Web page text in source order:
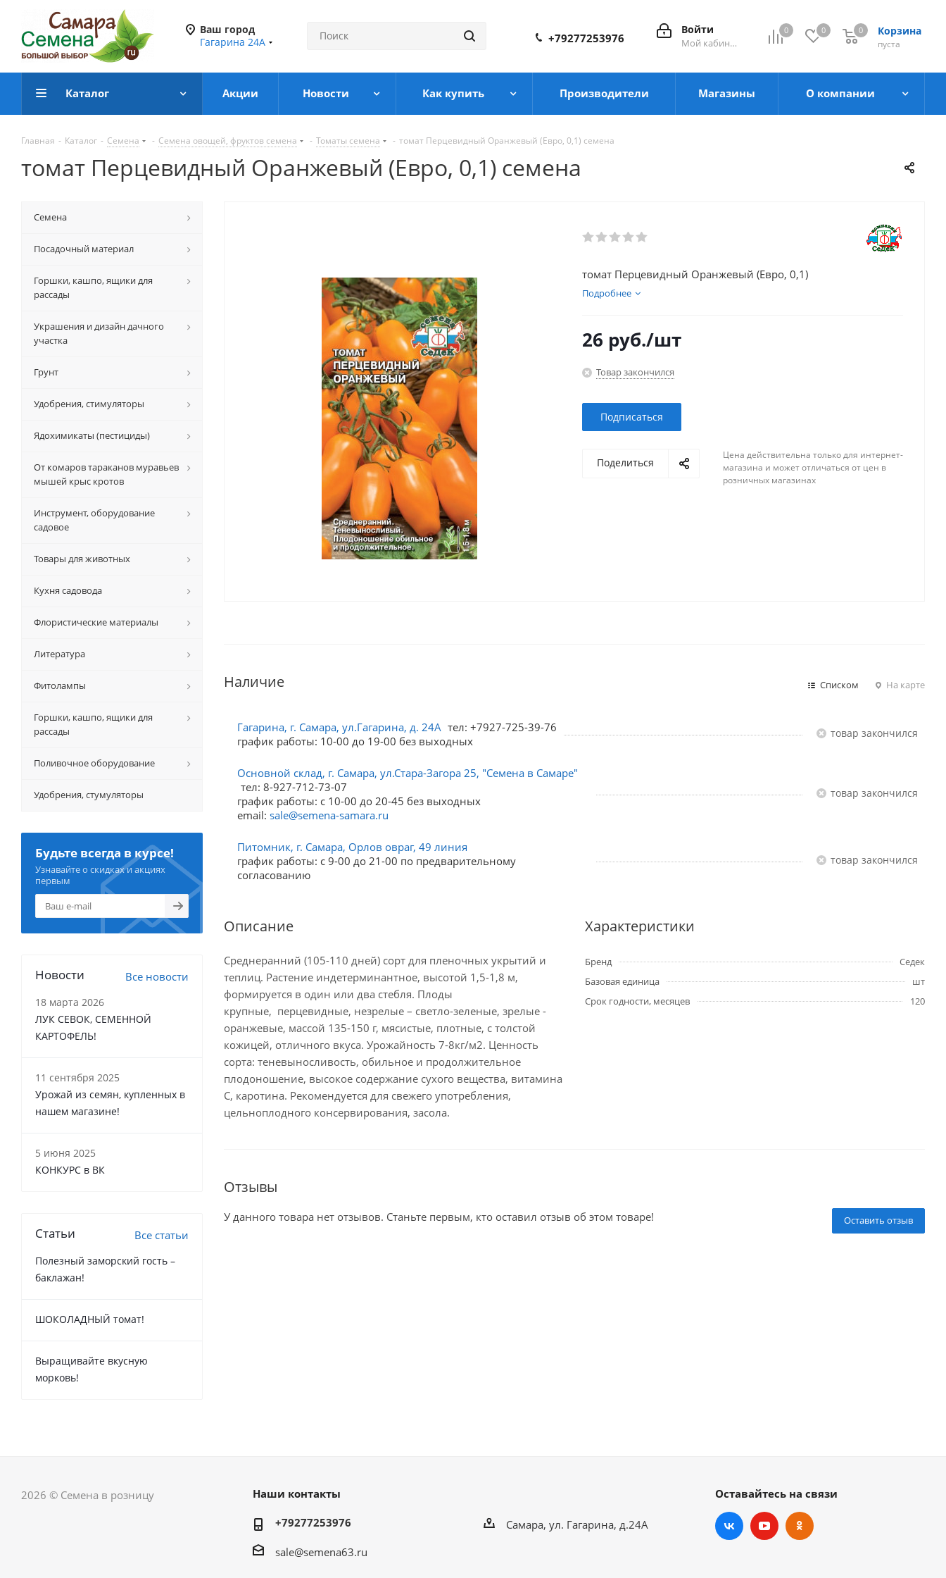
Ваш город
Гагарина 24А
0 0 Корзина
0
пуста
0
Войти
Мой кабинет
+79277253976
Каталог Акции Новости Как купить Производители Магазины О компании
Главная - Каталог - Семена - Семена овощей, фруктов семена - Томаты семена - томат Перцевидный Оранжевый (Евро, 0,1) семена
томат Перцевидный Оранжевый (Евро, 0,1) семена
томат Перцевидный Оранжевый (Евро, 0,1)
Подробнее
26 руб./шт
Товар закончился
Подписаться
Поделиться
Цена действительна только для интернет-
магазина и может отличаться от цен в
розничных магазинах
Наличие Списком На карте
Гагарина, г. Самара, ул.Гагарина, д. 24А тел: +7927-725-39-76
график работы: 10-00 до 19-00 без выходных
Товар закончился
Основной склад, г. Самара, ул.Стара-Загора 25, "Семена в Самаре"
тел: 8-927-712-73-07
график работы: с 10-00 до 20-45 без выходных
email: sale@semena-samara.ru
Товар закончился
Питомник, г. Самара, Орлов овраг, 49 линия
график работы: с 9-00 до 21-00 по предварительному
согласованию
Товар закончился
Описание
Среднеранний (105-110 дней) сорт для пленочных укрытий и
теплиц. Растение индетерминантное, высотой 1,5-1,8 м,
формируется в один или два стебля. Плоды
крупные, перцевидные, незрелые – светло-зеленые, зрелые -
оранжевые, массой 135-150 г, мясистые, плотные, с толстой
кожицей, отличного вкуса. Урожайность 7-8кг/м2. Ценность
сорта: теневыносливость, обильное и продолжительное
плодоношение, высокое содержание сухого вещества, витамина
С, каротина. Рекомендуется для свежего употребления,
цельноплодного консервирования, засола.
Характеристики
Бренд
Седек
Базовая единица
шт
Срок годности, месяцев
120
Отзывы
Оставить отзыв
У данного товара нет отзывов. Станьте первым, кто оставил отзыв об этом товаре!
Семена
Посадочный материал
Горшки, кашпо, ящики для
рассады
Украшения и дизайн дачного
участка
Грунт
Удобрения, стимуляторы
Ядохимикаты (пестициды)
От комаров тараканов муравьев
мышей крыс кротов
Инструмент, оборудование
садовое
Товары для животных
Кухня садовода
Флористические материалы
Литература
Фитолампы
Горшки, кашпо, ящики для
рассады
Поливочное оборудование
Удобрения, стумуляторы
Будьте всегда в курсе!
Узнавайте о скидках и акциях
первым
Новости Все новости
18 марта 2026
ЛУК СЕВОК, СЕМЕННОЙ
КАРТОФЕЛЬ!
11 сентября 2025
Урожай из семян, купленных в
нашем магазине!
5 июня 2025
КОНКУРС в ВК
Статьи Все статьи
Полезный заморский гость –
баклажан!
ШОКОЛАДНЫЙ томат!
Выращивайте вкусную
морковь!
2026 © Семена в розницу Наши контакты
+79277253976
sale@semena63.ru
Самара, ул. Гагарина, д.24А
Оставайтесь на связи